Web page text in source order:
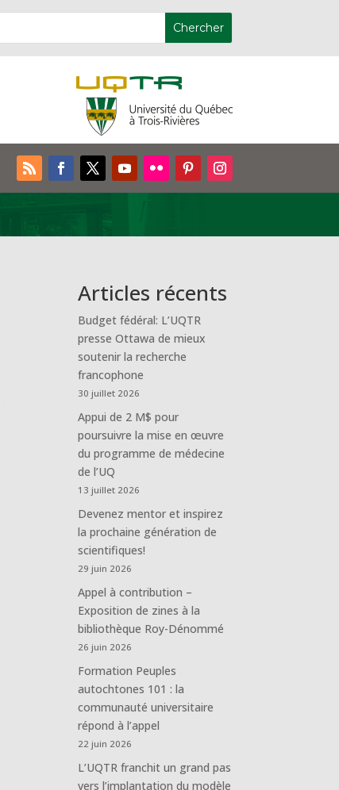
Articles récents
Budget fédéral: L’UQTR
presse Ottawa de mieux
soutenir la recherche
francophone
30 juillet 2026
Appui de 2 M$ pour
poursuivre la mise en œuvre
du programme de médecine
de l’UQ
13 juillet 2026
Devenez mentor et inspirez
la prochaine génération de
scientifiques!
29 juin 2026
Appel à contribution –
Exposition de zines à la
bibliothèque Roy-Dénommé
26 juin 2026
Formation Peuples
autochtones 101 : la
communauté universitaire
répond à l’appel
22 juin 2026
L’UQTR franchit un grand pas
vers l’implantation du modèle